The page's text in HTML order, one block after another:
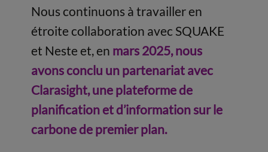
Nous continuons à travailler en
étroite collaboration avec SQUAKE
et Neste et, en mars 2025, nous
avons conclu un partenariat avec
Clarasight, une plateforme de
planification et d’information sur le
carbone de premier plan.